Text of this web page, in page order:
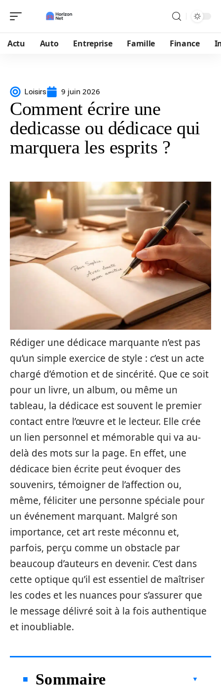
Actu Auto Entreprise Famille Finance
Loisirs 9 juin 2026
Comment écrire une
dedicasse ou dédicace qui
marquera les esprits ?
Rédiger une dédicace marquante n’est pas
qu’un simple exercice de style : c’est un acte
chargé d’émotion et de sincérité. Que ce soit
pour un livre, un album, ou même un
tableau, la dédicace est souvent le premier
contact entre l’œuvre et le lecteur. Elle crée
un lien personnel et mémorable qui va au-
delà des mots sur la page. En effet, une
dédicace bien écrite peut évoquer des
souvenirs, témoigner de l’affection ou,
même, féliciter une personne spéciale pour
un événement marquant. Malgré son
importance, cet art reste méconnu et,
parfois, perçu comme un obstacle par
beaucoup d’auteurs en devenir. C’est dans
cette optique qu’il est essentiel de maîtriser
les codes et les nuances pour s’assurer que
le message délivré soit à la fois authentique
et inoubliable.
Sommaire